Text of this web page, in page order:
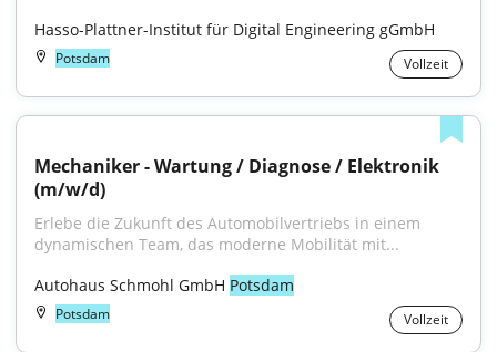
Hasso-Plattner-Institut für Digital Engineering gGmbH
Potsdam Vollzeit
Mechaniker - Wartung / Diagnose / Elektronik
(m/w/d)
Erlebe die Zukunft des Automobilvertriebs in einem
dynamischen Team, das moderne Mobilität mit...
Autohaus Schmohl GmbH Potsdam
Potsdam Vollzeit